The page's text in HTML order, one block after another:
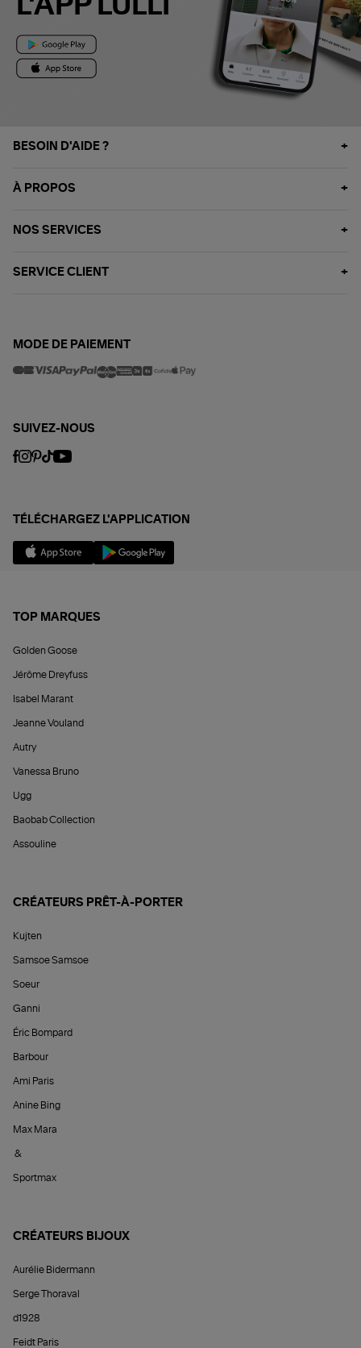
L'APP LULLI
BESOIN D'AIDE ?
À PROPOS
NOS SERVICES
SERVICE CLIENT
MODE DE PAIEMENT
SUIVEZ-NOUS
TÉLÉCHARGEZ L'APPLICATION
TOP MARQUES
Golden Goose
Jérôme Dreyfuss
Isabel Marant
Jeanne Vouland
Autry
Vanessa Bruno
Ugg
Baobab Collection
Assouline
CRÉATEURS PRÊT-À-PORTER
Kujten
Samsoe Samsoe
Soeur
Ganni
Éric Bompard
Barbour
Ami Paris
Anine Bing
Max Mara
&
Sportmax
CRÉATEURS BIJOUX
Aurélie Bidermann
Serge Thoraval
d1928
Feidt Paris